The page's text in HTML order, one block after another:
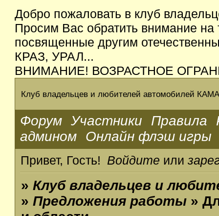
Добро пожаловать в клуб
Просим Вас обратить внимание
посвященные другим
КРАЗ, УРАЛ...
ВНИМАНИЕ! ВОЗРАСТНОЕ
Клуб владельцев и любителей автомобилей
Форум Участники Правила
админом
Онлайн флэш игры
Привет, Гость! Войдите или
»Клуб владельцев и
»Предложения работы »